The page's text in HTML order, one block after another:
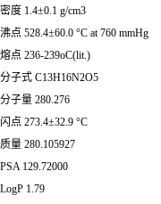
密度 1.4±0.1 g/cm3
沸点 528.4±60.0 °C at 760 mmHg
熔点 236-239oC(lit.)
分子式 C13H16N2O5
分子量 280.276
闪点 273.4±32.9 °C
质量 280.105927
PSA 129.72000
LogP 1.79